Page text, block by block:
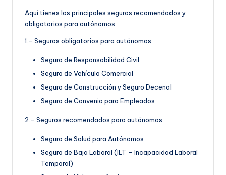
Aquí tienes los principales seguros recomendados y
obligatorios para autónomos:
1.- Seguros obligatorios para autónomos:
Seguro de Responsabilidad Civil
Seguro de Vehículo Comercial
Seguro de Construcción y Seguro Decenal
Seguro de Convenio para Empleados
2.- Seguros recomendados para autónomos:
Seguro de Salud para Autónomos
Seguro de Baja Laboral (ILT – Incapacidad Laboral
Temporal)